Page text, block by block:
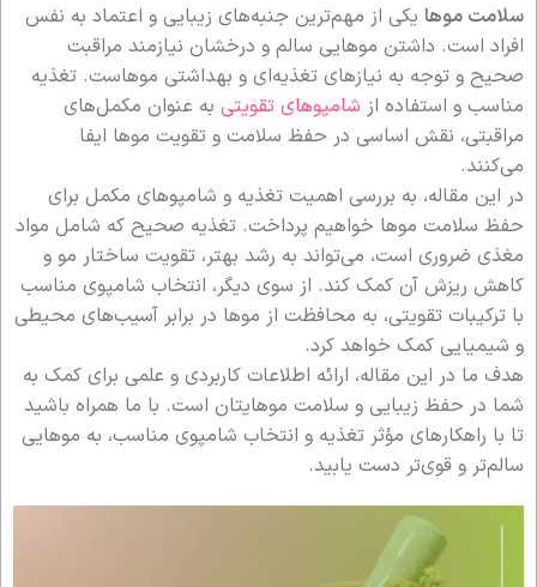
سلامت موها یکی از مهم‌ترین جنبه‌های زیبایی و اعتماد به نفس
افراد است. داشتن موهایی سالم و درخشان نیازمند مراقبت
صحیح و توجه به نیازهای تغذیه‌ای و بهداشتی موهاست. تغذیه
مناسب و استفاده از شامپوهای تقویتی به عنوان مکمل‌های
مراقبتی، نقش اساسی در حفظ سلامت و تقویت موها ایفا
می‌کنند.
در این مقاله، به بررسی اهمیت تغذیه و شامپوهای مکمل برای
حفظ سلامت موها خواهیم پرداخت. تغذیه صحیح که شامل مواد
مغذی ضروری است، می‌تواند به رشد بهتر، تقویت ساختار مو و
کاهش ریزش آن کمک کند. از سوی دیگر، انتخاب شامپوی مناسب
با ترکیبات تقویتی، به محافظت از موها در برابر آسیب‌های محیطی
و شیمیایی کمک خواهد کرد.
هدف ما در این مقاله، ارائه اطلاعات کاربردی و علمی برای کمک به
شما در حفظ زیبایی و سلامت موهایتان است. با ما همراه باشید
تا با راهکارهای مؤثر تغذیه و انتخاب شامپوی مناسب، به موهایی
سالم‌تر و قوی‌تر دست یابید.